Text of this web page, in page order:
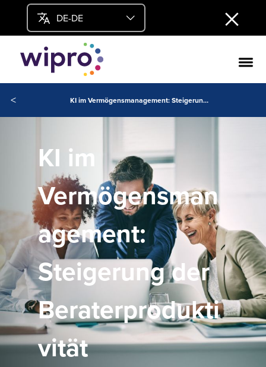
DE-DE
< KI im Vermögensmanagement: Steigerung der Beraterproduktivität
KI im
Vermögensman
agement:
Steigerung der
Beraterprodukti
vität